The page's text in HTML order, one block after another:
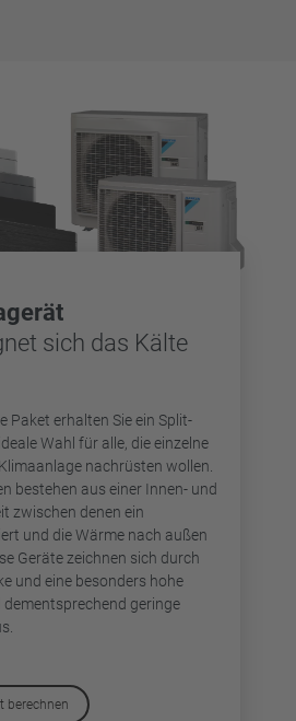
sich das Kälte
Paket erhalten Sie ein Split-
Wahl für alle, die einzelne
nachrüsten wollen.
bestehen aus einer Innen- und
zwischen denen ein
und die Wärme nach außen
Geräte zeichnen sich durch
und eine besonders hohe
geringe
berechnen